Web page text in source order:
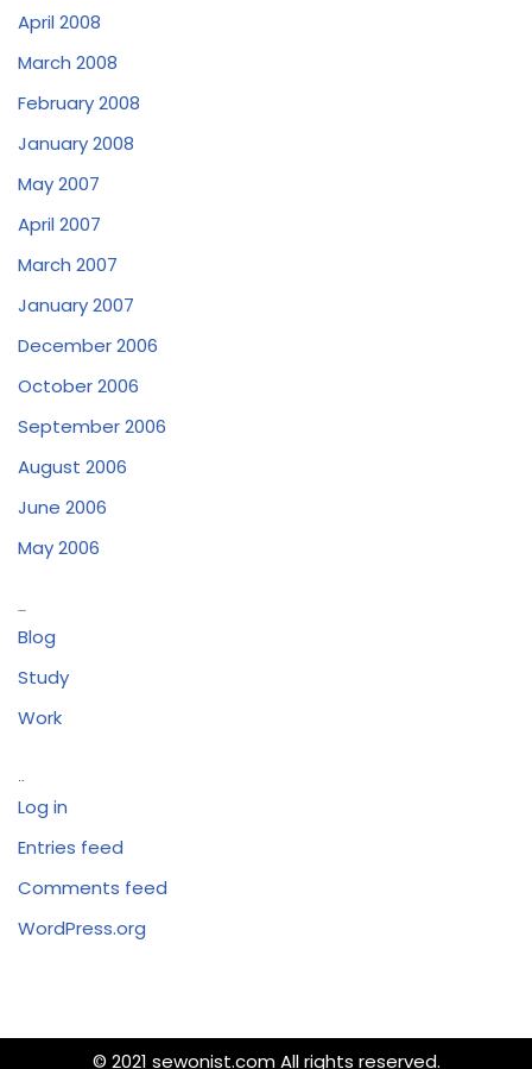
April 2008
March 2008
February 2008
January 2008
May 2007
April 2007
March 2007
January 2007
December 2006
October 2006
September 2006
August 2006
June 2006
May 2006
Blog
Study
Work
Log in
Entries feed
Comments feed
WordPress.org
© 2021 sewonist.com All rights reserved.